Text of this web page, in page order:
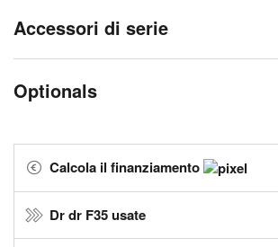
Accessori di serie
Optionals
Calcola il finanziamento
Dr dr F35 usate